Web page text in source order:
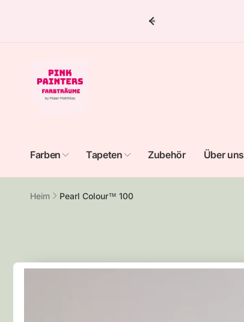
Farben Tapeten Zubehör Über uns
Heim Pearl Colour™ 100
Produktinformationen